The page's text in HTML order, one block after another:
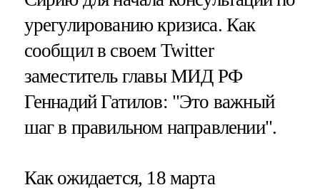
урегулированию кризиса. Как
сообщил в своем Twitter
заместитель главы МИД РФ
Геннадий Гатилов: "Это важный
шаг в правильном направлении".
Как ожидается, 18 марта